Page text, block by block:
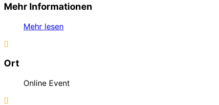
Mehr Informationen
Mehr lesen
Ort
Online Event